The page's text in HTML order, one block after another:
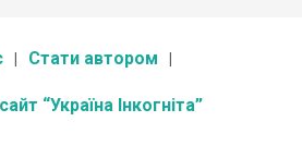
Стати автором
“Україна Інкогніта”